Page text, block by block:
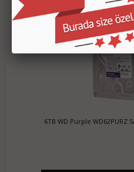
6TB WD Purple WD62PURZ